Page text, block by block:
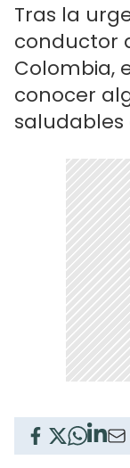
Tras la
conductor
Colombia,
conocer
saludables